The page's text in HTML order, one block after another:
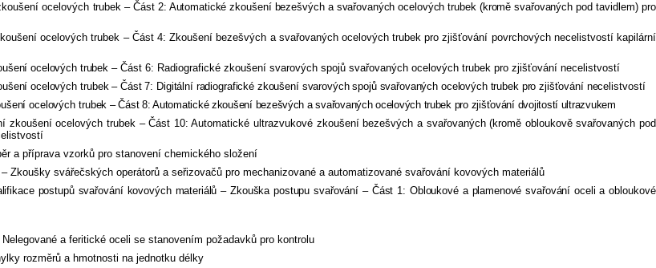
ocelových trubek – Část 2: Automatické zkoušení bezešvých a svařovaných ocelových trubek (kromě svařovaných pod tavidlem) pro
ocelových trubek – Část 4: Zkoušení bezešvých a svařovaných ocelových trubek pro zjišťování povrchových necelistvostí kapilární
ocelových trubek –Část 6: Radiografické zkoušení svarových spojů svařovaných ocelových trubek pro zjišťování necelistvostí
ocelovýchtrubek – Část 7: Digitální radiografické zkoušení svarových spojů svařovaných ocelových trubek pro zjišťování necelistvostí
ocelovýchtrubek – Část 8: Automatické zkoušení bezešvých a svařovaných ocelových trubek pro zjišťování dvojitostí ultrazvukem
ocelových trubek – Část 10: Automatické ultrazvukové zkoušení bezešvých a svařovaných (kromě obloukově svařovaných pod
a příprava vzorků pro stanovení chemického složení
svářečských operátorů a seřizovačů pro mechanizované a automatizované svařování kovových materiálů
postupů svařování kovových materiálů – Zkouška postupu svařování – Část 1: Obloukové a plamenové svařování oceli a ob loukové
a feritické oceli se stanovením požadavků pro kontrolu
rozměrů a hmotnosti na jednotku délky